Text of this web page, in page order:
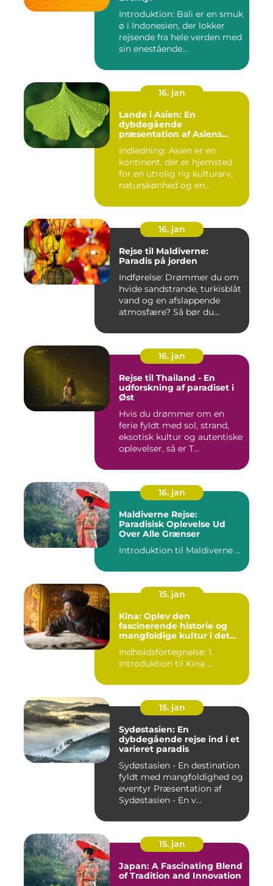
Introduktion: Bali er en smuk
ø i Indonesien, der lokker
rejsende fra hele verden med
sin enestående...
16. jan
Lande i Asien: En
dybdegående
præsentation af Asiens
Indledning: Asien er en
kontinent, der er hjemsted
for en utrolig rig kulturarv,
naturskønhed og en...
16. jan
Rejse til Maldiverne:
Paradis på jorden
Indførelse: Drømmer du om
hvide sandstrande, turkisblåt
vand og en afslappende
atmosfære? Så bør du...
16. jan
Rejse til Thailand - En
udforskning af paradiset i
Øst
Hvis du drømmer om en
ferie fyldt med sol, strand,
eksotisk kultur og autentiske
oplevelser, så er T...
16. jan
Maldiverne Rejse:
Paradisisk Oplevelse Ud
Over Alle Grænser
Introduktion til Maldiverne ...
15. jan
Kina: Oplev den
fascinerende historie og
mangfoldige kultur i det
Indholdsfortegnelse: 1.
Introduktion til Kina ...
15. jan
Sydøstasien: En
dybdegående rejse ind i et
varieret paradis
Sydøstasien - En destination
fyldt med mangfoldighed og
eventyr Præsentation af
Sydøstasien - En v...
15. jan
Japan: A Fascinating Blend
of Tradition and Innovation